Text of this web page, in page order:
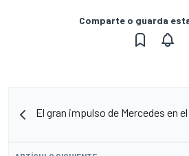
Comparte o guarda
El gran impulso de Mercedes en